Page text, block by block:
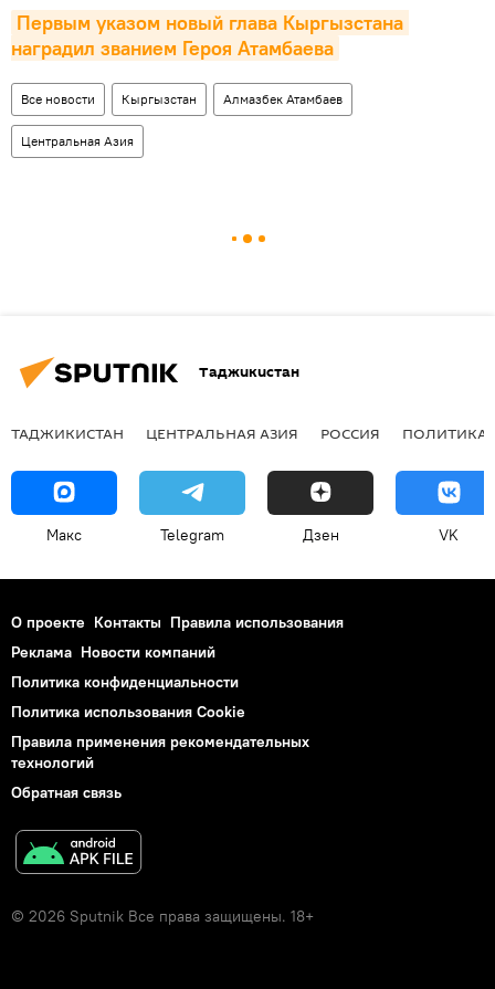
Первым указом новый глава Кыргызстана
наградил званием Героя Атамбаева
Все новости Кыргызстан Алмазбек Атамбаев
Центральная Азия
Таджикистан
ТАДЖИКИСТАН ЦЕНТРАЛЬНАЯ АЗИЯ РОССИЯ ПОЛИТИКА
Макс Telegram Дзен VK
О проекте Контакты Правила использования
Реклама Новости компаний
Политика конфиденциальности
Политика использования Cookie
Правила применения рекомендательных
технологий
Обратная связь
© 2026 Sputnik Все права защищены. 18+